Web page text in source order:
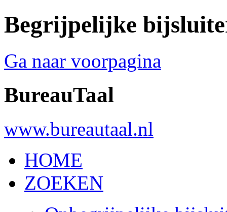
Begrijpelijke
Ga naar voorpagina
BureauTaal
www.bureautaal.nl
HOME
ZOEKEN